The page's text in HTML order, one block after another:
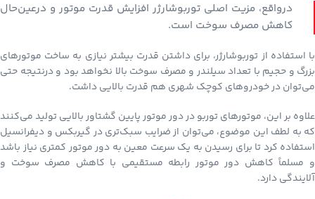
درواقع، مزیت اصلی توربوشارژر افزایش قدرت موتور و درعین‌حال
کاهش مصرف سوخت است.
با استفاده از توربوشارژر، برای داشتن قدرت بیشتر نیازی به ساخت موتورهای
بزرگ و حجیم با تعداد سیلندر و مصرف سوخت بالا نخواهد بود و درنتیجه حتی
می‌توان در خودروهای کوچک شهری هم قدرت بالایی داشت.
علاوه بر این، موتورهای توربو در دور موتور پایین گشتاور بالایی تولید می‌کنند
که به لطف این موضوع، می‌توان از ضرایب سبک‌تری در گیربکس و دیفرانسیل
استفاده کرد تا برای رسیدن به یک سرعت معین به دور موتور کمتری نیاز باشد
و مسلماً کاهش دور موتور رابطه مستقیمی با کاهش مصرف سوخت و
آلایندگی دارد.